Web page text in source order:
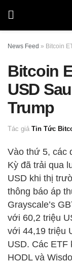
News Feed » Bitcoin
Bitcoin
USD
Trump
Tác giả Tin Tức
Vào thứ 5, các
Kỳ đã trải qua
USD khi thị
thông báo áp
Grayscale’s
với 60,2 triệu
với 44,19 triệu
USD. Các ETF
HODL và